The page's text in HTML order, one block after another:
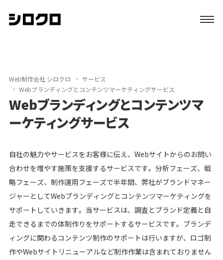
サービス
制作実績
ブログ
会社案内
資料請求
シロクロマガジン
Web制作会社 シロクロ
サービス
Webブランディングとコンテンツマーケティングサービス
Webブランディングとコンテンツマ
ーケティングサービス
自社の魅力やサービスをお客様に伝え、Webサイトからのお問い
合わせを増やす施策を支援するサービスです。分析フェーズ、戦
略フェーズ、制作運用フェーズで半年間、弊社がブランドマネー
ジャーとしてWebブランディングとコンテンツマーケティングを
サポートしていきます。当サービスは、調査とブランド定義と自
走できるまでの体制作りをサポートするサービスです。ブランデ
ィングに関わるコンテンツ制作のサポートは行いますが、ロゴ制
作やWebサイトリニューアルなど制作作業は含まれておりません